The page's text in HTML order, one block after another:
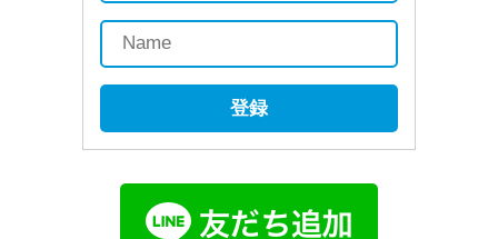
登録